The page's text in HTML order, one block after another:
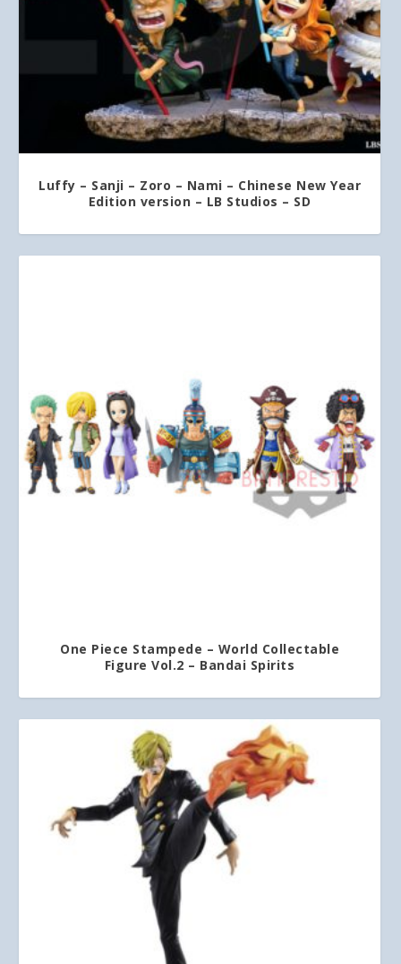
Luffy – Sanji – Zoro – Nami – Chinese New Year
Edition version – LB Studios – SD
One Piece Stampede – World Collectable
Figure Vol.2 – Bandai Spirits